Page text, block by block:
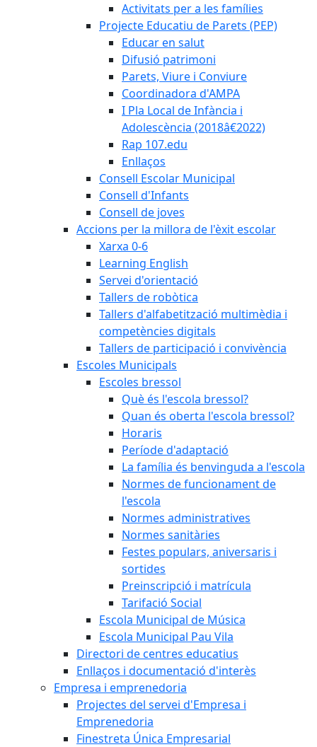
Activitats per a les famílies
Projecte Educatiu de Parets (PEP)
Educar en salut
Difusió patrimoni
Parets, Viure i Conviure
Coordinadora d'AMPA
I Pla Local de Infància i
Adolescència (2018â€2022)
Rap 107.edu
Enllaços
Consell Escolar Municipal
Consell d'Infants
Consell de joves
Accions per la millora de l'èxit escolar
Xarxa 0-6
Learning English
Servei d'orientació
Tallers de robòtica
Tallers d'alfabetització multimèdia i
competències digitals
Tallers de participació i convivència
Escoles Municipals
Escoles bressol
Què és l'escola bressol?
Quan és oberta l'escola bressol?
Horaris
Període d'adaptació
La família és benvinguda a l'escola
Normes de funcionament de
l'escola
Normes administratives
Normes sanitàries
Festes populars, aniversaris i
sortides
Preinscripció i matrícula
Tarifació Social
Escola Municipal de Música
Escola Municipal Pau Vila
Directori de centres educatius
Enllaços i documentació d'interès
Empresa i emprenedoria
Projectes del servei d'Empresa i
Emprenedoria
Finestreta Única Empresarial